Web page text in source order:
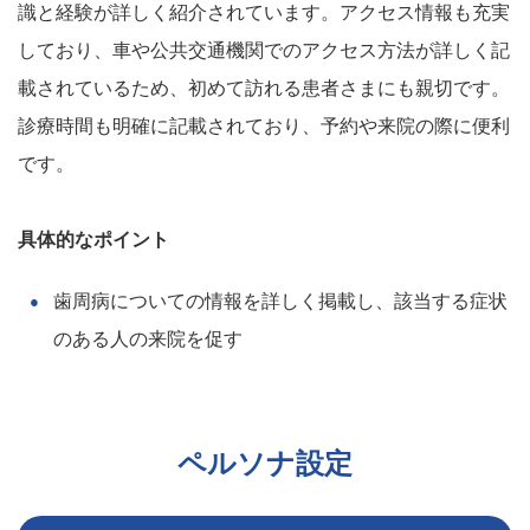
識と経験が詳しく紹介されています。アクセス情報も充実
しており、車や公共交通機関でのアクセス方法が詳しく記
載されているため、初めて訪れる患者さまにも親切です。
診療時間も明確に記載されており、予約や来院の際に便利
です。
具体的なポイント
歯周病についての情報を詳しく掲載し、該当する症状
のある人の来院を促す
ペルソナ設定